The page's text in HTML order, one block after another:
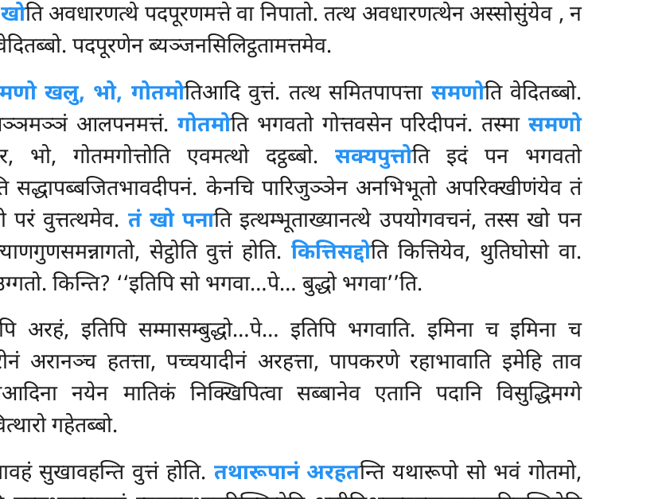
खोति अवधारणत्थे पदपूरणमत्ते वा निपातो. तत्थ अवधारणत्थेन अस्सोसुंयेव , न
पदपूरणेन ब्यञ्जनसिलिट्ठतामत्तमेव.
खलु, भो, गोतमोतिआदि वुत्तं. तत्थ समितपापत्ता समणोति वेदितब्बो.
आलपनमत्तं. गोतमोति भगवतो गोत्तवसेन परिदीपनं. तस्मासमणो
गोतमगोत्तोति एवमत्थो दट्ठब्बो.सक्यपुत्तोति इदं पन भगवतो
सद्धापब्बजितभावदीपनं. केनचि पारिजुञ्ञेन अनभिभूतो अपरिक्खीणंयेव तं
परं वुत्तत्थमेव. तं खो पनाति इत्थम्भूताख्यानत्थे उपयोगवचनं, तस्स खो पन
सेट्ठोति वुत्तं होति.कित्तिसद्दोति कित्तियेव, थुतिघोसो वा.
किन्ति? ‘‘इतिपि सो भगवा…पे… बुद्धो भगवा’’ति.
अरहं, इतिपि सम्मासम्बुद्धो…पे… इतिपि भगवाति. इमिना च इमिना च
अरानञ्च हतत्ता, पच्चयादीनं अरहत्ता, पापकरणे रहाभावाति इमेहि ताव
नयेन मातिकं निक्खिपित्वा सब्बानेव एतानि पदानि विसुद्धिमग्गे
गहेतब्बो.
सुखावहन्ति वुत्तं होति. तथारूपानं अरहतन्ति यथारूपो सो भवं गोतमो,